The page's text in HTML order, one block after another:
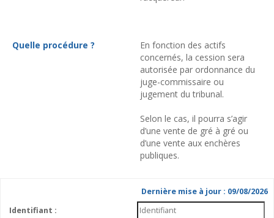
Quelle procédure ?
En fonction des actifs
concernés, la cession sera
autorisée par ordonnance du
juge-commissaire ou
jugement du tribunal.
Selon le cas, il pourra s’agir
d’une vente de gré à gré ou
d’une vente aux enchères
publiques.
Dernière mise à jour : 09/08/2026
Identifiant :